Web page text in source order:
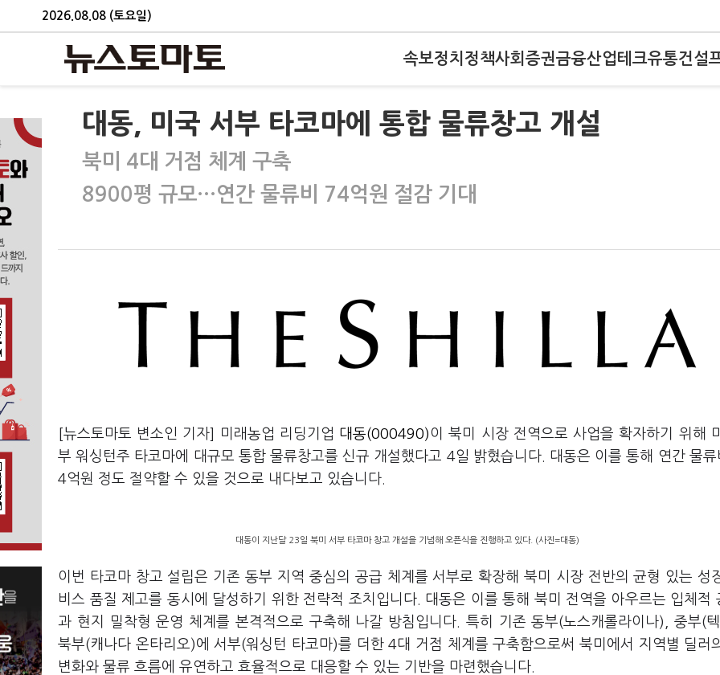
2026.08.08 (토요일)
속보정치 정책사회 증권금융산업테크유통건설
대동, 미국 서부 타코마에 통합 물류창고 개설
북미 4대 거점 체계 구축
8900평 규모…연간 물류비 74억원 절감 기대
[뉴스토마토 변소인 기자] 미래농업 리딩기업 대동(000490)이 북미 시장 전역으로 사업을 확자하기 위해
부 워싱턴주 타코마에 대규모 통합 물류창고를 신규 개설했다고 4일 밝혔습니다. 대동은 이를 통해 연간 물
4억원 정도 절약할 수 있을 것으로 내다보고 있습니다.
대동이 지난달 23일 북미 서부 타코마 창고 개설을 기념해 오픈식을 진행하고 있다. (사진=대동)
이번 타코마 창고 설립은 기존 동부 지역 중심의 공급 체계를 서부로 확장해 북미 시장 전반의 균형 있는 성
비스 품질 제고를 동시에 달성하기 위한 전략적 조치입니다. 대동은 이를 통해 북미 전역을 아우르는 입체적
과 현지 밀착형 운영 체계를 본격적으로 구축해 나갈 방침입니다. 특히 기존 동부(노스캐롤라이나), 중부(
북부(캐나다 온타리오)에 서부(워싱턴 타코마)를 더한 4대 거점 체계를 구축함으로써 북미에서 지역별 딜러
변화와 물류 흐름에 유연하고 효율적으로 대응할 수 있는 기반을 마련했습니다.